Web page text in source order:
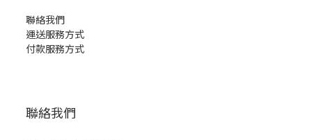
聯絡我們
運送服務方式
付款服務方式
聯絡我們